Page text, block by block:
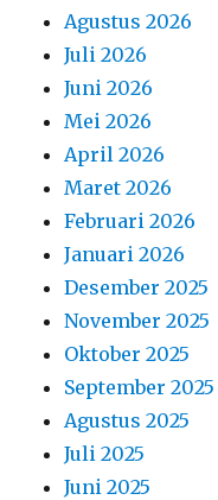
Agustus 2026
Juli 2026
Juni 2026
Mei 2026
April 2026
Maret 2026
Februari 2026
Januari 2026
Desember 2025
November 2025
Oktober 2025
September 2025
Agustus 2025
Juli 2025
Juni 2025